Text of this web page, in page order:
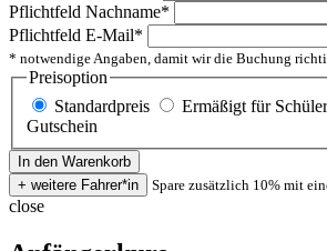
Pflichtfeld Nachname*
Pflichtfeld E-Mail*
* notwendige Angaben, damit wir die Buchung
Preisoption
Standardpreis
Ermäßigt für
Gutschein
Spare zusätzlich 10% mit
close